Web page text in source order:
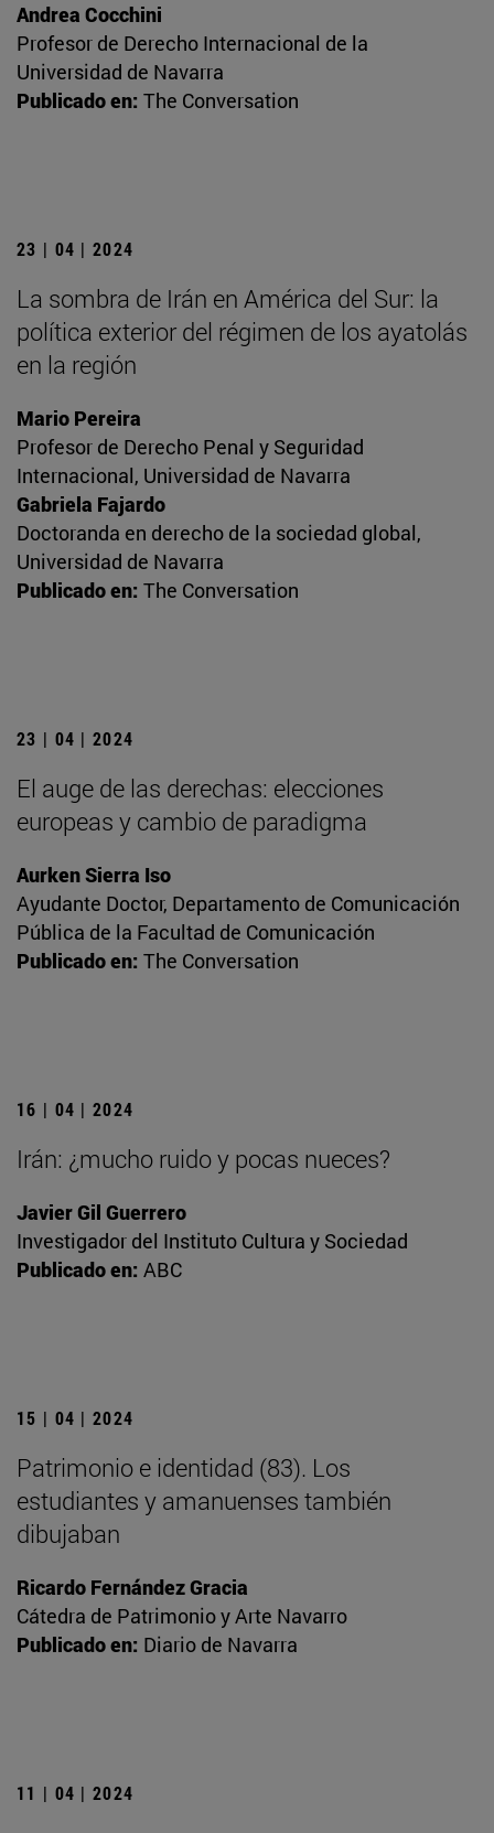
Andrea Cocchini
Profesor de Derecho Internacional de la
Universidad de Navarra
Publicado en: The Conversation
23 | 04 | 2024
La sombra de Irán en América del Sur: la
política exterior del régimen de los ayatolás
en la región
Mario Pereira
Profesor de Derecho Penal y Seguridad
Internacional, Universidad de Navarra
Gabriela Fajardo
Doctoranda en derecho de la sociedad global,
Universidad de Navarra
Publicado en: The Conversation
23 | 04 | 2024
El auge de las derechas: elecciones
europeas y cambio de paradigma
Aurken Sierra Iso
Ayudante Doctor, Departamento de Comunicación
Pública de la Facultad de Comunicación
Publicado en: The Conversation
16 | 04 | 2024
Irán: ¿mucho ruido y pocas nueces?
Javier Gil Guerrero
Investigador del Instituto Cultura y Sociedad
Publicado en: ABC
15 | 04 | 2024
Patrimonio e identidad (83). Los
estudiantes y amanuenses también
dibujaban
Ricardo Fernández Gracia
Cátedra de Patrimonio y Arte Navarro
Publicado en: Diario de Navarra
11 | 04 | 2024